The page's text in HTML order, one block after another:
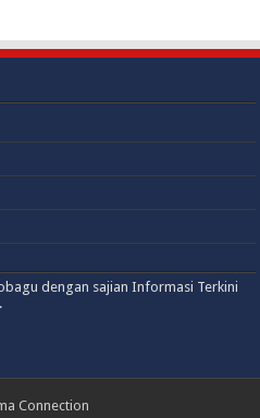
dengan sajian Informasi Terkini
Connection